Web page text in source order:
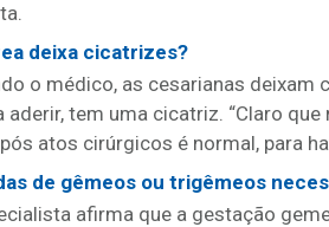
deixa cicatrizes?
o médico, as cesarianas
aderir, tem uma cicatriz. “Claro
atos cirúrgicos é normal, para
de gêmeos ou trigêmeos
afirma que a gestação